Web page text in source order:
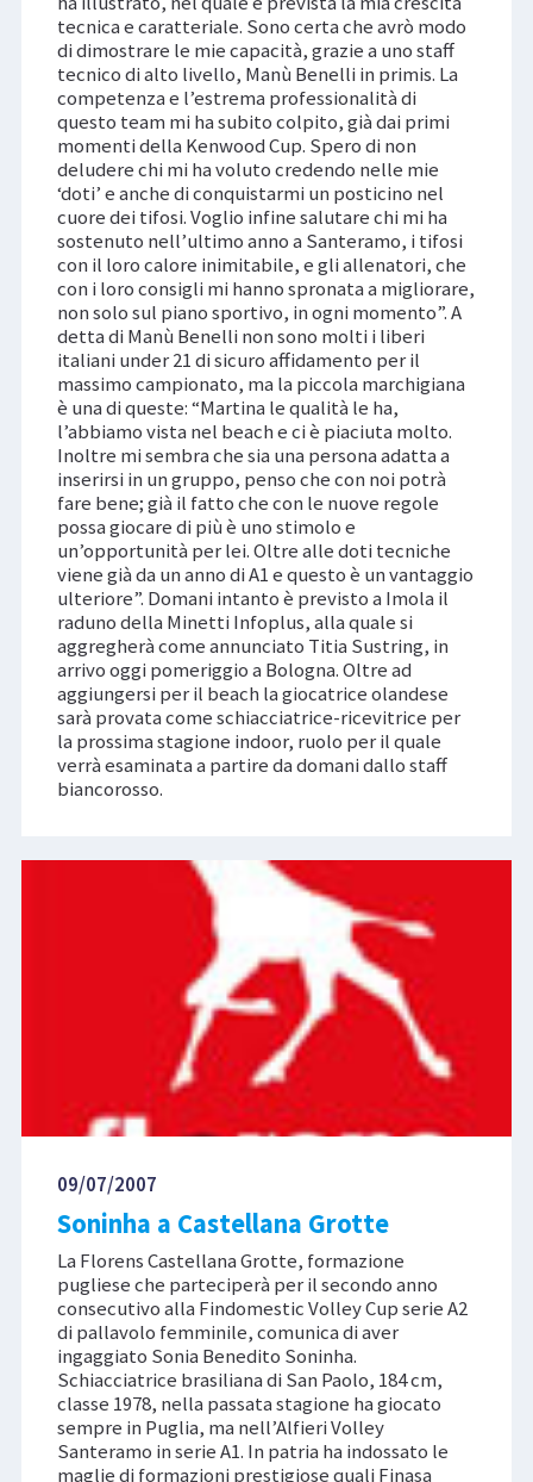
tecnica e caratteriale. Sono certa che avrò modo
di dimostrare le mie capacità, grazie a uno staff
tecnico di alto livello, Manù Benelli in primis. La
competenza e l’estrema professionalità di
questo team mi ha subito colpito, già dai primi
momenti della Kenwood Cup. Spero di non
deludere chi mi ha voluto credendo nelle mie
‘doti’ e anche di conquistarmi un posticino nel
cuore dei tifosi. Voglio infine salutare chi mi ha
sostenuto nell’ultimo anno a Santeramo, i tifosi
con il loro calore inimitabile, e gli allenatori, che
con i loro consigli mi hanno spronata a migliorare,
non solo sul piano sportivo, in ogni momento”. A
detta di Manù Benelli non sono molti i liberi
italiani under 21 di sicuro affidamento per il
massimo campionato, ma la piccola marchigiana
è una di queste: “Martina le qualità le ha,
l’abbiamo vista nel beach e ci è piaciuta molto.
Inoltre mi sembra che sia una persona adatta a
inserirsi in un gruppo, penso che con noi potrà
fare bene; già il fatto che con le nuove regole
possa giocare di più è uno stimolo e
un’opportunità per lei. Oltre alle doti tecniche
viene già da un anno di A1 e questo è un vantaggio
ulteriore”. Domani intanto è previsto a Imola il
raduno della Minetti Infoplus, alla quale si
aggregherà come annunciato Titia Sustring, in
arrivo oggi pomeriggio a Bologna. Oltre ad
aggiungersi per il beach la giocatrice olandese
sarà provata come schiacciatrice-ricevitrice per
la prossima stagione indoor, ruolo per il quale
verrà esaminata a partire da domani dallo staff
biancorosso.
09/07/2007
Soninha a Castellana Grotte
La Florens Castellana Grotte, formazione
pugliese che parteciperà per il secondo anno
consecutivo alla Findomestic Volley Cup serie A2
di pallavolo femminile, comunica di aver
ingaggiato Sonia Benedito Soninha.
Schiacciatrice brasiliana di San Paolo, 184 cm,
classe 1978, nella passata stagione ha giocato
sempre in Puglia, ma nell’Alfieri Volley
Santeramo in serie A1. In patria ha indossato le
maglie di formazioni prestigiose quali Finasa